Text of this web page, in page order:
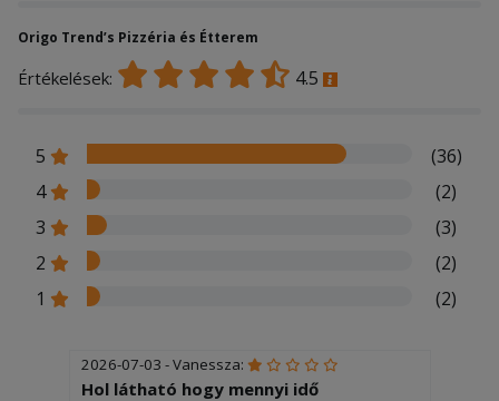
Origo Trend’s Pizzéria és Étterem
Értékelések: 4.5
5
(36)
4
(2)
3
(3)
2
(2)
1
(2)
2026-07-03 - Vanessza:
Hol látható hogy mennyi idő